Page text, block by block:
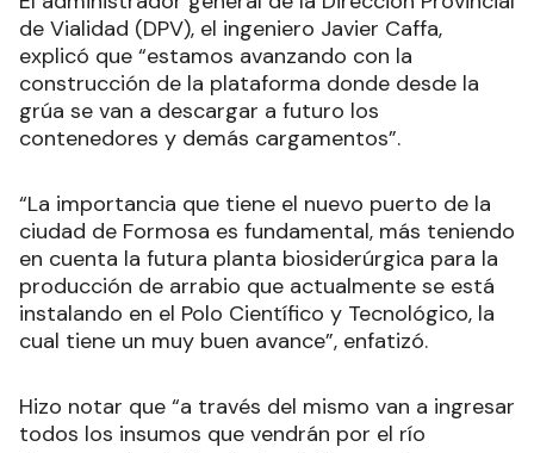
de Vialidad (DPV), el ingeniero Javier Caffa,
explicó que “estamos avanzando con la
construcción de la plataforma donde desde la
grúa se van a descargar a futuro los
contenedores y demás cargamentos”.
“La importancia que tiene el nuevo puerto de la
ciudad de Formosa es fundamental, más teniendo
en cuenta la futura planta biosiderúrgica para la
producción de arrabio que actualmente se está
instalando en el Polo Científico y Tecnológico, la
cual tiene un muy buen avance”, enfatizó.
Hizo notar que “a través del mismo van a ingresar
todos los insumos que vendrán por el río